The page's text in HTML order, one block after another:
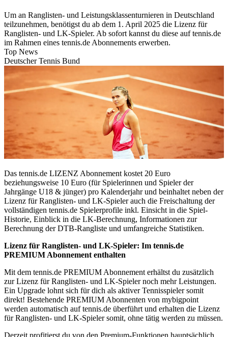
Um an Ranglisten- und Leistungsklassenturnieren in Deutschland
teilzunehmen, benötigst du ab dem 1. April 2025 die Lizenz für
Ranglisten- und LK-Spieler. Ab sofort kannst du diese auf tennis.de
im Rahmen eines tennis.de Abonnements erwerben.
Top News
Deutscher Tennis Bund
Das tennis.de LIZENZ Abonnement kostet 20 Euro
beziehungsweise 10 Euro (für Spielerinnen und Spieler der
Jahrgänge U18 & jünger) pro Kalenderjahr und beinhaltet neben der
Lizenz für Ranglisten- und LK-Spieler auch die Freischaltung der
vollständigen tennis.de Spielerprofile inkl. Einsicht in die Spiel-
Historie, Einblick in die LK-Berechnung, Informationen zur
Berechnung der DTB-Rangliste und umfangreiche Statistiken.
Lizenz für Ranglisten- und LK-Spieler: Im tennis.de
PREMIUM Abonnement enthalten
Mit dem tennis.de PREMIUM Abonnement erhältst du zusätzlich
zur Lizenz für Ranglisten- und LK-Spieler noch mehr Leistungen.
Ein Upgrade lohnt sich für dich als aktiver Tennisspieler somit
direkt! Bestehende PREMIUM Abonnenten von mybigpoint
werden automatisch auf tennis.de überführt und erhalten die Lizenz
für Ranglisten- und LK-Spieler somit, ohne tätig werden zu müssen.
Derzeit profitierst du von den Premium-Funktionen hauptsächlich